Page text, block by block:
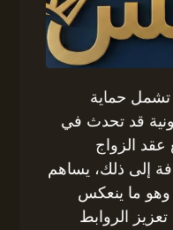
تشمل حماية
قد تحدث في
عقد الزواج
إلى ذلك، يساهم
وهو ما ينعكس
الروابط